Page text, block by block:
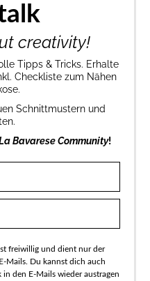
creativity!
Tipps & Tricks. Erhalte
Checkliste zum Nähen
Schnittmustern und
Bavarese Community!
freiwillig und dient nur der
Mails. Du kannst dich auch
in den E-Mails wieder austragen